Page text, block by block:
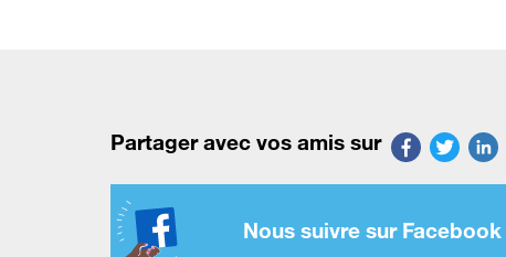
Partager avec vos amis sur
Nous suivre sur Facebook